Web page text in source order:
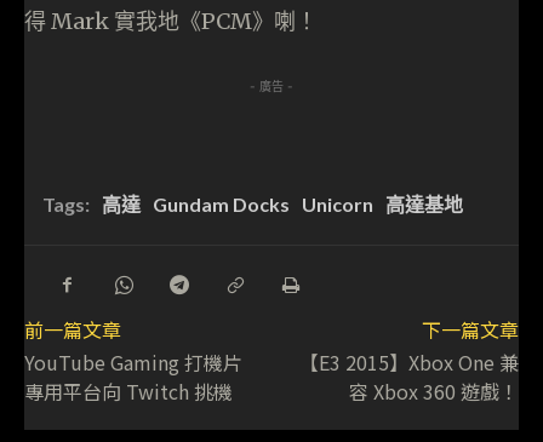
得 Mark 實我地《PCM》喇！
- 廣告 -
Tags: 高達 Gundam Docks Unicorn 高達基地
前一篇文章
YouTube Gaming 打機片
專用平台向 Twitch 挑機
下一篇文章
【E3 2015】Xbox One 兼
容 Xbox 360 遊戲！